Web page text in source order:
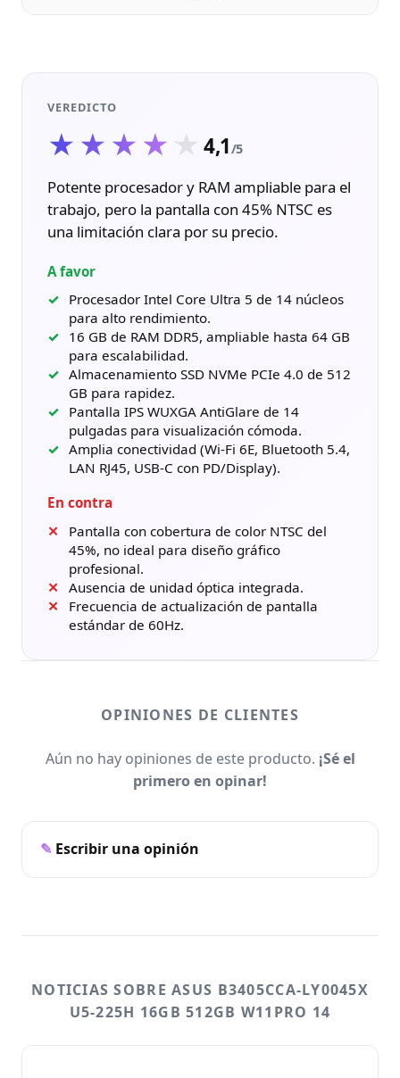
VEREDICTO
★★★★★
★★★★★4,1/5
Potente procesador y RAM ampliable para el
trabajo, pero la pantalla con 45% NTSC es
una limitación clara por su precio.
A favor
Procesador Intel Core Ultra 5 de 14 núcleos
para alto rendimiento.
16 GB de RAM DDR5, ampliable hasta 64 GB
para escalabilidad.
Almacenamiento SSD NVMe PCIe 4.0 de 512
GB para rapidez.
Pantalla IPS WUXGA AntiGlare de 14
pulgadas para visualización cómoda.
Amplia conectividad (Wi-Fi 6E, Bluetooth 5.4,
LAN RJ45, USB-C con PD/Display).
En contra
Pantalla con cobertura de color NTSC del
45%, no ideal para diseño gráfico
profesional.
Ausencia de unidad óptica integrada.
Frecuencia de actualización de pantalla
estándar de 60Hz.
OPINIONES DE CLIENTES
Aún no hay opiniones de este producto. ¡Sé el
primero en opinar!
Escribir una opinión
NOTICIAS SOBRE ASUS B3405CCA-LY0045X
U5-225H 16GB 512GB W11PRO 14